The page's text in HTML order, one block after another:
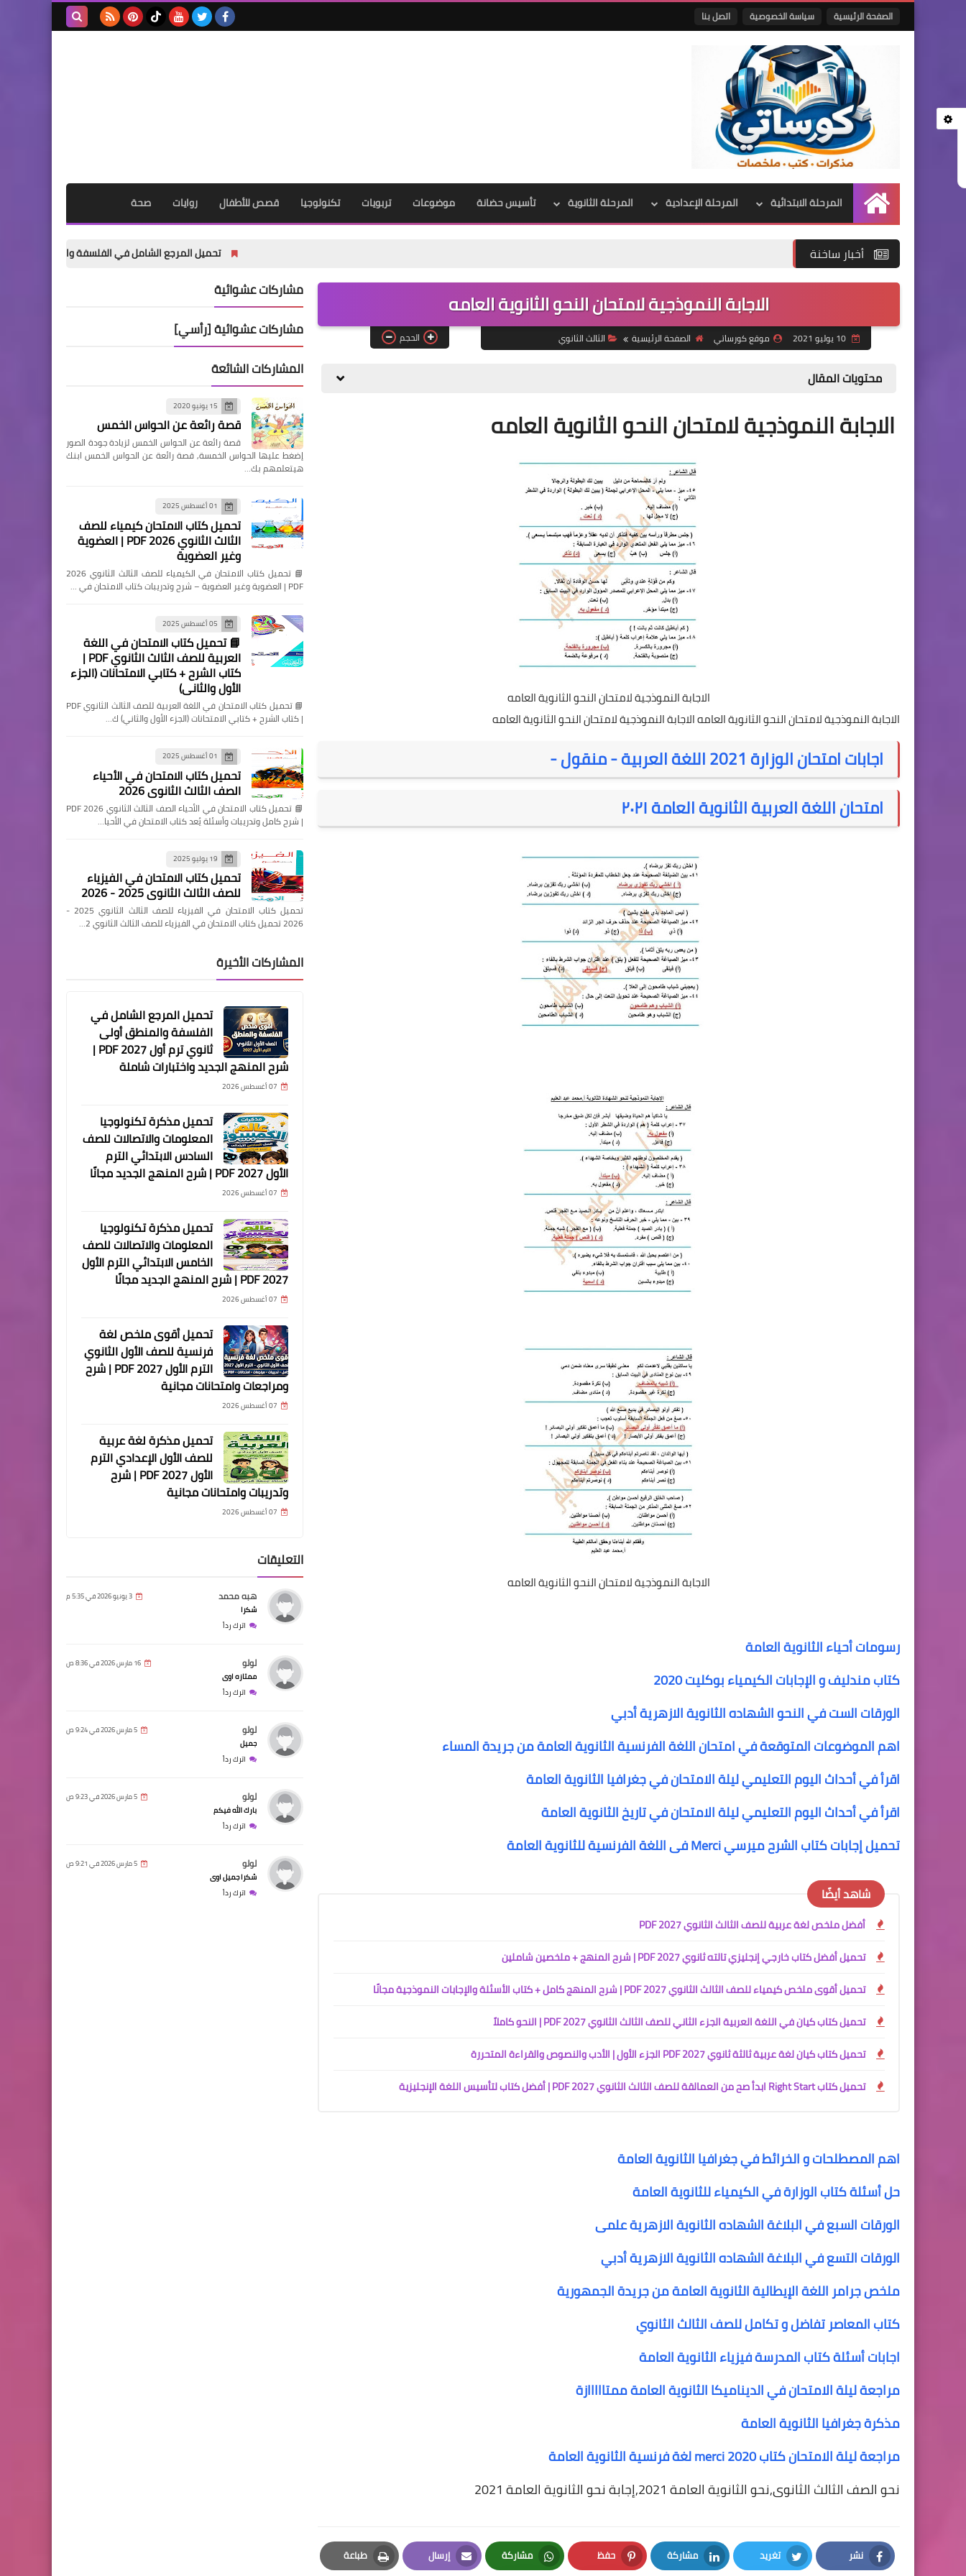
الصفحة الرئيسية سياسة الخصوصية اتصل بنا
الرئيسية
المرحلة الابتدائية المرحلة الإعدادية المرحلة الثانوية تأسيس حضانة موضوعات تربويات تكنولوجيا قصص للأطفال روايات صحة
أخبار ساخنة تحميل المرجع الشامل في الفلسفة والمنطق أولى ثانوي ترم أول 2027 PDF | شرح المنهج الجديد واختبارات شاملة
الاجابة النموذجية لامتحان النحو الثانوية العامه
10 يوليو 2021 موقع كورساتي الصفحة الرئيسية الثالث الثانوي الحجم
محتويات المقال
الاجابة النموذجية لامتحان النحو الثانوية العامه
الاجابة النموذجية لامتحان النحو الثانوية العامه
الاجابة النموذجية لامتحان النحو الثانوية العامه الاجابة النموذجية لامتحان النحو الثانوية العامه
اجابات امتحان الوزارة 2021 اللغة العربية - منقول -
امتحان اللغة العربية الثانوية العامة ٢٠٢١
الاجابة النموذجية لامتحان النحو الثانوية العامه
رسومات أحياء الثانوية العامة
كتاب مندليف و الإجابات الكيمياء بوكليت 2020
الورقات الست في النحو الشهاده الثانوية الازهرية أدبي
اهم الموضوعات المتوقعة في امتحان اللغة الفرنسية الثانوية العامة من جريدة المساء
اقرأ في أحداث اليوم التعليمي ليلة الامتحان في جغرافيا الثانوية العامة
اقرأ في أحداث اليوم التعليمي ليلة الامتحان في تاريخ الثانوية العامة
تحميل إجابات كتاب الشرح ميرسي Merci فى اللغة الفرنسية للثانوية العامة
شاهد أيضًا
أفضل ملخص لغة عربية للصف الثالث الثانوي 2027 PDF
تحميل أفضل كتاب خارجي إنجليزي تالته ثانوي 2027 PDF | شرح المنهج + ملخصين شاملين
تحميل أقوى ملخص كيمياء للصف الثالث الثانوي 2027 PDF | شرح المنهج كامل + كتاب الأسئلة والإجابات النموذجية مجانًا
تحميل كتاب كيان في اللغة العربية الجزء الثاني للصف الثالث الثانوي 2027 PDF | النحو كاملاً
تحميل كتاب كيان لغة عربية ثالثة ثانوي 2027 PDF الجزء الأول | الأدب والنصوص والقراءة المتحررة
تحميل كتاب Right Start ابدأ صح من العمالقة للصف الثالث الثانوي 2027 PDF | أفضل كتاب لتأسيس اللغة الإنجليزية
اهم المصطلحات و الخرائط في جغرافيا الثانوية العامة
حل أسئلة كتاب الوزارة في الكيمياء للثانوية العامة
الورقات السبع في البلاغة الشهاده الثانوية الازهرية علمى
الورقات التسع في البلاغة الشهاده الثانوية الازهرية أدبي
ملخص جرامر اللغة الإيطالية الثانوية العامة من جريدة الجمهورية
كتاب المعاصر تفاضل و تكامل للصف الثالث الثانوي
اجابات أسئلة كتاب المدرسة فيزياء الثانوية العامة
مراجعة ليلة الامتحان في الديناميكا الثانوية العامة ممتااااازة
مذكرة جغرافيا الثانوية العامة
مراجعة ليلة الامتحان كتاب merci 2020 لغة فرنسية الثانوية العامة
نحو الصف الثالث الثانوى,نحو الثانوية العامة 2021,إجابة نحو الثانوية العامة 2021
نشر تغريد مشاركة حفظ مشاركة إرسال طباعة
مشاركات عشوائية
مشاركات عشوائية [رأسي]
المشاركات الشائعة
15 يونيو 2020
قصة رائعة عن الحواس الخمس
قصة رائعة عن الحواس الخمس لزيادة جودة الصور
إضغط عليها الحواس الخمسة, قصة رائعة عن الحواس الخمس ابنك
هيتعلمهم بك…
01 أغسطس 2025
تحميل كتاب الامتحان كيمياء للصف
الثالث الثانوي 2026 PDF | العضوية
وغير العضوية
📘 تحميل كتاب الامتحان في الكيمياء للصف الثالث الثانوي 2026
PDF | العضوية وغير العضوية – شرح وتدريبات كتاب الامتحان في …
05 أغسطس 2025
📘 تحميل كتاب الامتحان في اللغة
العربية للصف الثالث الثانوي PDF |
كتاب الشرح + كتابي الامتحانات (الجزء
الأول والثاني)
📘 تحميل كتاب الامتحان في اللغة العربية للصف الثالث الثانوي PDF
| كتاب الشرح + كتابي الامتحانات (الجزء الأول والثاني) ك…
01 أغسطس 2025
تحميل كتاب الامتحان في الأحياء
الصف الثالث الثانوي 2026
📘 تحميل كتاب الامتحان في الأحياء الصف الثالث الثانوي 2026 PDF
| شرح كامل وتدريبات وأسئلة يُعد كتاب الامتحان في الأحيا…
19 يوليو 2025
تحميل كتاب الامتحان في الفيزياء
للصف الثالث الثانوي 2025 - 2026
تحميل كتاب الامتحان في الفيزياء للصف الثالث الثانوي 2025 -
2026 تحميل كتاب الامتحان في الفيزياء للصف الثالث الثانوي 2…
المشاركات الأخيرة
تحميل المرجع الشامل في
الفلسفة والمنطق أولى
ثانوي ترم أول 2027 PDF |
شرح المنهج الجديد واختبارات شاملة
07 أغسطس 2026
تحميل مذكرة تكنولوجيا
المعلومات والاتصالات للصف
السادس الابتدائي الترم
الأول 2027 PDF | شرح المنهج الجديد مجانًا
07 أغسطس 2026
تحميل مذكرة تكنولوجيا
المعلومات والاتصالات للصف
الخامس الابتدائي الترم الأول
2027 PDF | شرح المنهج الجديد مجانًا
07 أغسطس 2026
تحميل أقوى ملخص لغة
فرنسية للصف الأول الثانوي
الترم الأول 2027 PDF | شرح
ومراجعات وامتحانات مجانية
07 أغسطس 2026
تحميل مذكرة لغة عربية
للصف الأول الإعدادي الترم
الأول 2027 PDF | شرح
وتدريبات وامتحانات مجانية
07 أغسطس 2026
التعليقات
هبه محمد 3 يونيو 2026 في 5:35 م
شكرا
اترك رداً
لولو 16 مارس 2026 في 8:36 ص
ممتازه اوى
اترك رداً
لولو 5 مارس 2026 في 9:24 ص
جميل
اترك رداً
لولو 5 مارس 2026 في 9:23 ص
بارك الله فيكم
اترك رداً
لولو 5 مارس 2026 في 9:21 ص
شكرا جميل اوى
اترك رداً